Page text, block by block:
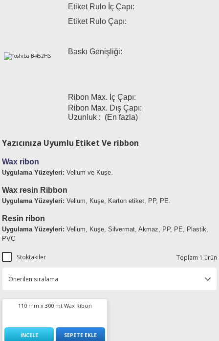
Etiket Rulo İç Çapı:
Etiket Rulo Çapı:
Baskı Genişliği:
Ribon Max. İç Çapı:
Ribon Max. Dış Çapı:
Uzunluk : (En fazla)
Yazıcınıza Uyumlu Etiket Ve ribbon
Wax ribon
Uygulama Yüzeyleri: Vellum ve Kuşe.
Wax resin Ribbon
Uygulama Yüzeyleri: Vellum, Kuşe, Karton etiket, PP, PE.
Resin ribon
Uygulama Yüzeyleri: Vellum, Kuşe, Silvermat, Akmaz, PP, PE, Plastik,
PVC
Stoktakiler Toplam 1 ürün
110 mm x 300 mt Wax Ribon
İNCELE SEPETE EKLE